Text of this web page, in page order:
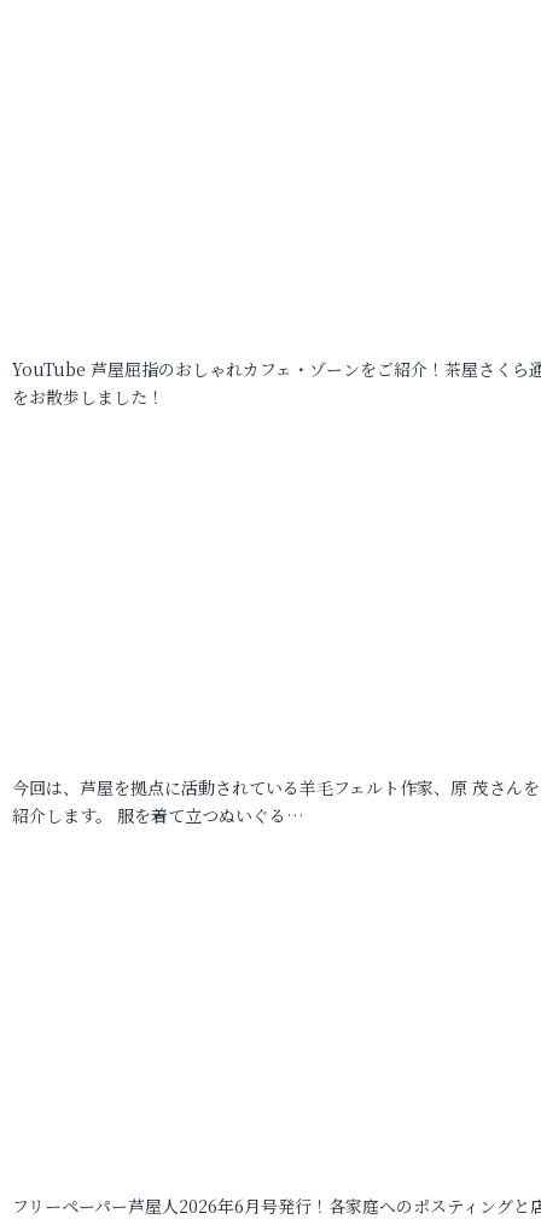
YouTube 芦屋屈指のおしゃれカフェ・ゾーンをご紹介！茶屋さくら
をお散歩しました！
今回は、芦屋を拠点に活動されている羊毛フェルト作家、原 茂さん
紹介します。 服を着て立つぬいぐる…
フリーペーパー芦屋人2026年6月号発行！各家庭へのポスティングと